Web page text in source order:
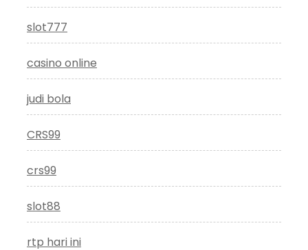
slot777
casino online
judi bola
CRS99
crs99
slot88
rtp hari ini